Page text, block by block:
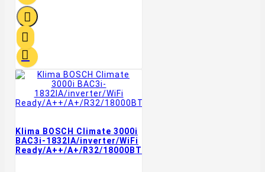



Klima BOSCH Climate 3000i
BAC3i-1832IA/inverter/WiFi
Ready/A++/A+/R32/18000BTU/bela